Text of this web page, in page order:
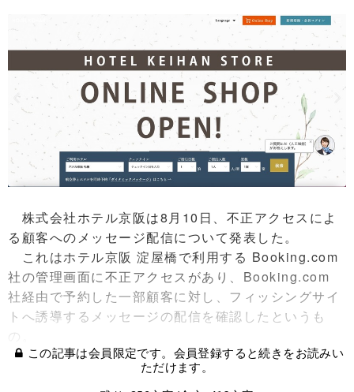
株式会社ホテル京阪は8月10日、不正アクセスによ
る顧客へのメッセージ配信について発表した。
これはホテル京阪 淀屋橋で利用する Booking.com
社の管理画面に不正アクセスがあり、Booking.com
社経由で予約した一部顧客に対し、フィッシングサイ
トへ誘導するメッセージの配信を確認したというも
の。
この記事は会員限定です。会員登録すると続きをお読みい
ただけます。